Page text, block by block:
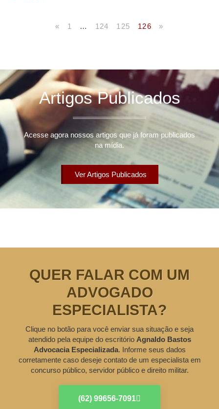
« 1 … 124 125 126 »
Artigos Publicados
Acesse agora nossos artigos que já foram publicados
na mídia.
Ver Artigos Publicados
QUER FALAR COM UM
ADVOGADO
ESPECIALISTA?
Clique no botão para você enviar sua situação e seja
atendido pela equipe do escritório Agnaldo Bastos
Advocacia Especializada. Informe seus dados
corretamente caso deseje contato de um especialista em
concurso público, servidor público e direito militar.
(62) 99656-7091